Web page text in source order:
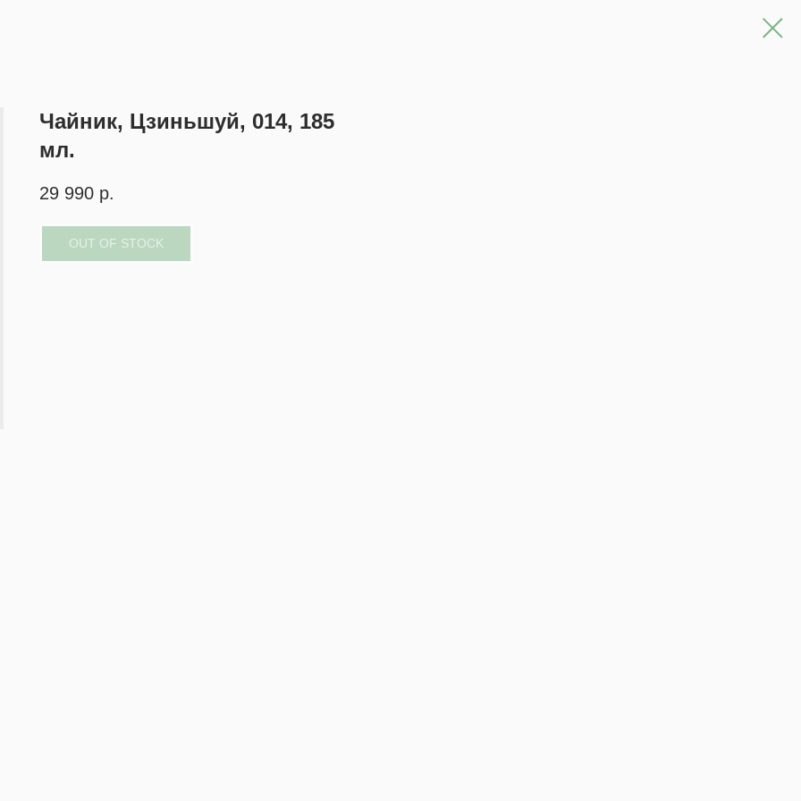
Чайник, Цзиньшуй, 014, 185
мл.
29 990 р.
OUT OF STOCK